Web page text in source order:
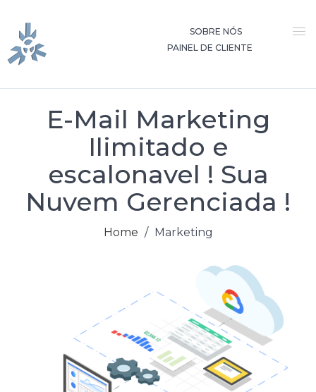
SOBRE NÓS
PAINEL DE CLIENTE
E-Mail Marketing
Ilimitado e
escalonavel ! Sua
Nuvem Gerenciada !
Home / Marketing